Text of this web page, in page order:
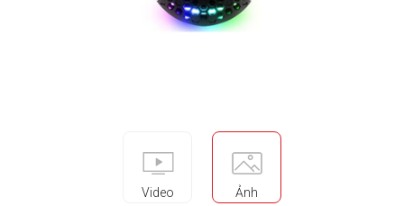
Video Ảnh